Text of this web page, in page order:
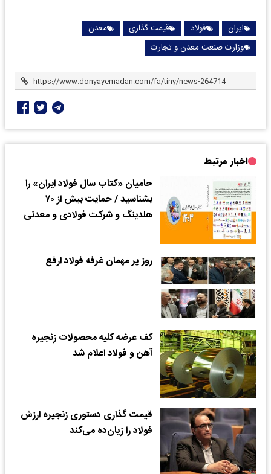
ایران فولاد قیمت گذاری
معدن
وزارت صنعت معدن و تجارت
اخبار مرتبط
حامیان «کتاب سال فولاد ایران» را
بشناسید / حمایت بیش از ۷۰
هلدینگ و شرکت فولادی و معدنی
روز پر مهمان غرفه فولاد ارفع
کف عرضه کلیه محصولات زنجیره
آهن و فولاد اعلام شد
قیمت گذاری دستوری زنجیره ارزش
فولاد را زیان‌ده می‌کند